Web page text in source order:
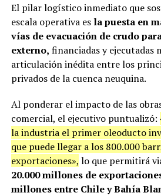
El pilar logístico inmediato que
escala operativa es la puesta en
vías de evacuación de crudo
externo, financiadas y ejecutadas
articulación inédita entre los
privados de la cuenca neuquina.
Al ponderar el impacto de las
comercial, el ejecutivo puntualizó:
la industria el primer oleoducto
que puede llegar a los 800.000
exportaciones», lo que permitirá
20.000 millones de
millones entre Chile y Bahía